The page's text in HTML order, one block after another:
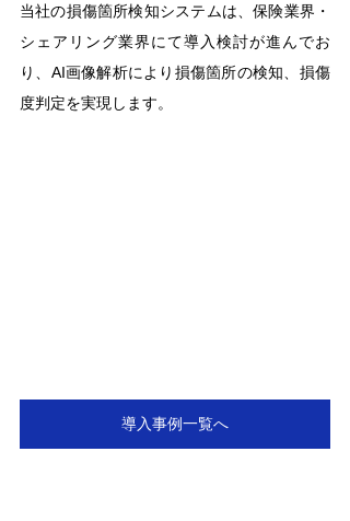
当社の損傷箇所検知システムは、保険業界・
シェアリング業界にて導入検討が進んでお
り、AI画像解析により損傷箇所の検知、損傷
度判定を実現します。
導入事例一覧へ